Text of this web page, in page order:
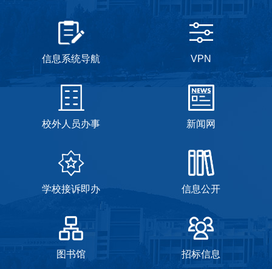
信息系统导航 VPN
校外人员办事 新闻网
学校接诉即办 信息公开
图书馆 招标信息